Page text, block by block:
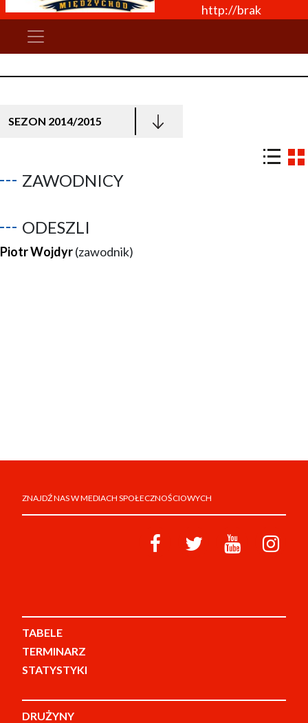
http://brak
SEZON 2014/2015
ZAWODNICY
ODESZLI
Piotr Wojdyr(zawodnik)
ZNAJDŹ NAS W MEDIACH SPOŁECZNOŚCIOWYCH
TABELE
TERMINARZ
STATYSTYKI
DRUŻYNY